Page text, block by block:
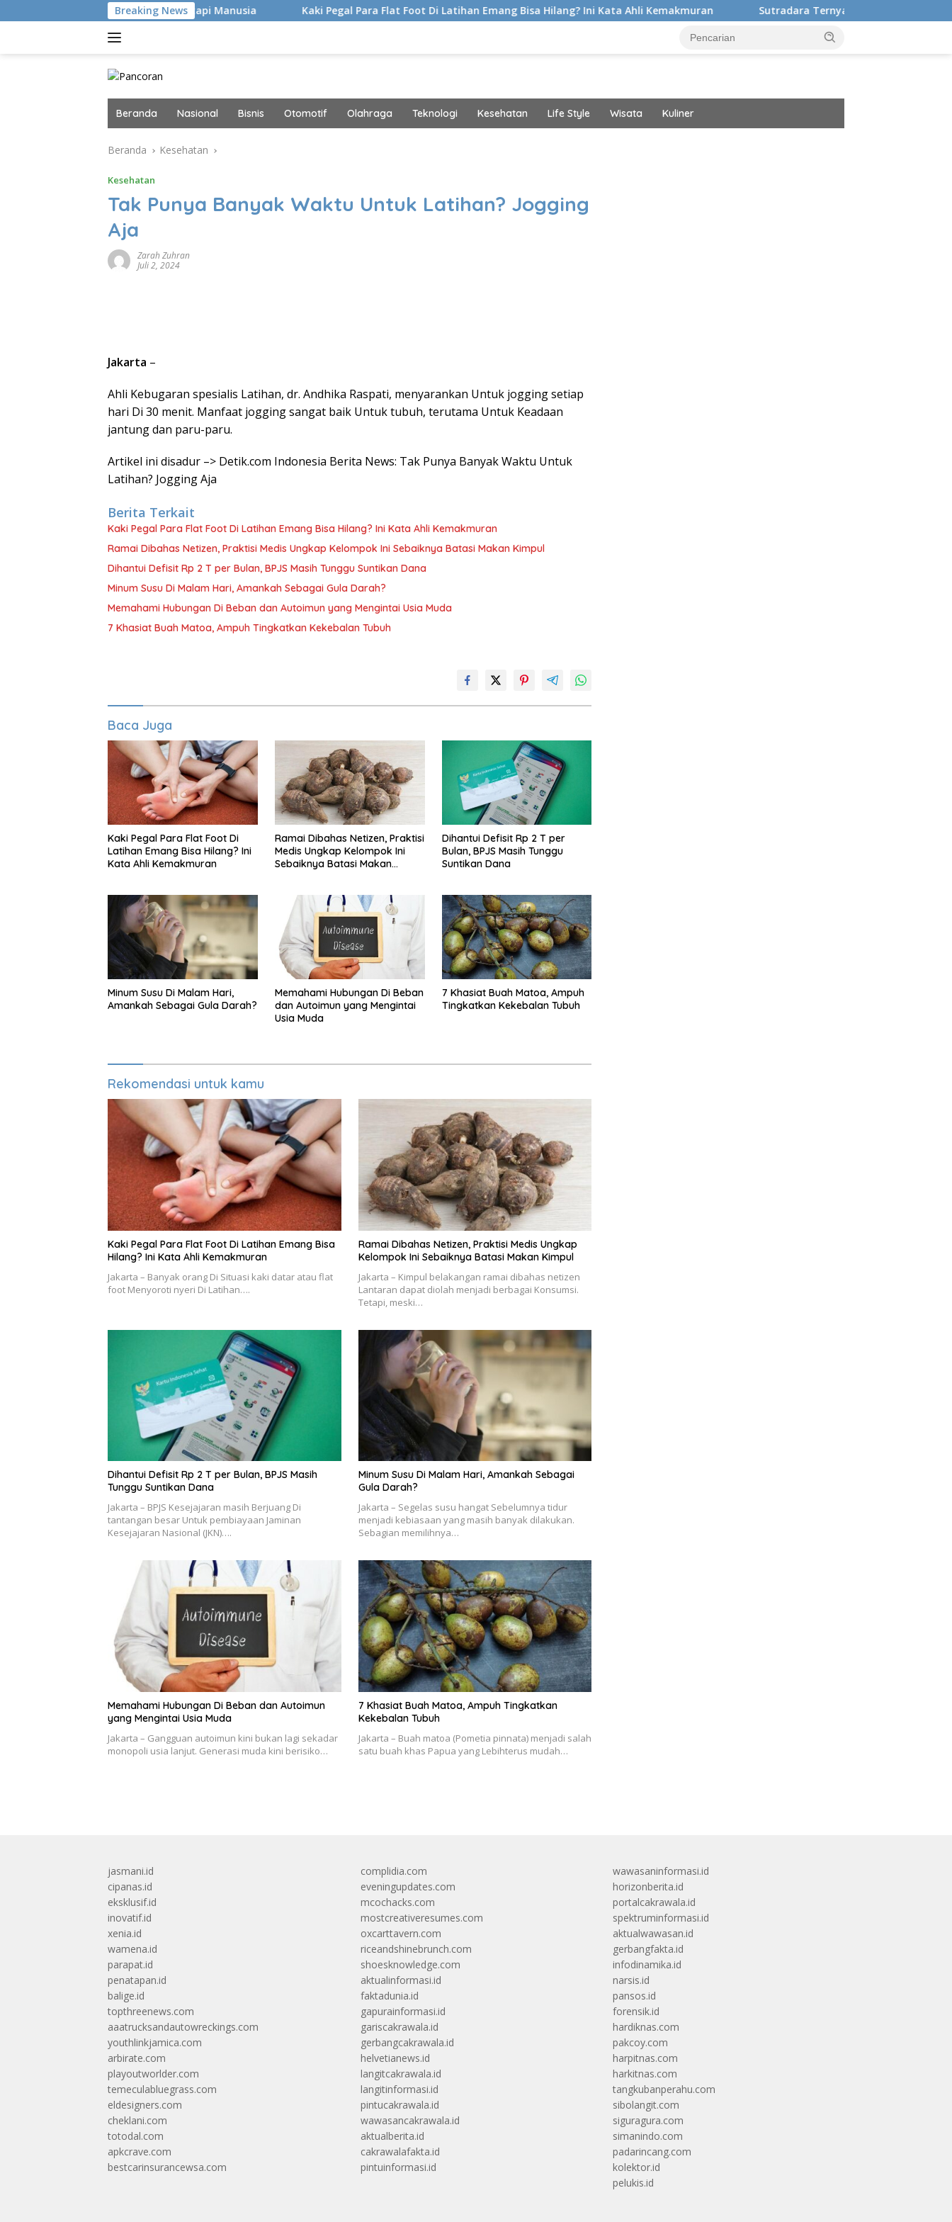
ke
Breaking News
Bukan Hacker Canggih, tapi Manusia Kaki Pegal Para Flat Foot Di Latihan Emang Bisa Hilang? Ini Kata Ahli Kemakmuran Sutradara Ternyata Ini Cinta Beberkan Pengalaman
Beranda Nasional Bisnis Otomotif Olahraga Teknologi Kesehatan Life Style Wisata Kuliner
Beranda Kesehatan
Kesehatan
Tak Punya Banyak Waktu Untuk Latihan? Jogging
Aja
Zarah Zuhran
Juli 2, 2024
Jakarta –
Ahli Kebugaran spesialis Latihan, dr. Andhika Raspati, menyarankan Untuk jogging setiap
hari Di 30 menit. Manfaat jogging sangat baik Untuk tubuh, terutama Untuk Keadaan
jantung dan paru-paru.
Artikel ini disadur –> Detik.com Indonesia Berita News: Tak Punya Banyak Waktu Untuk
Latihan? Jogging Aja
Berita Terkait
Kaki Pegal Para Flat Foot Di Latihan Emang Bisa Hilang? Ini Kata Ahli Kemakmuran
Ramai Dibahas Netizen, Praktisi Medis Ungkap Kelompok Ini Sebaiknya Batasi Makan Kimpul
Dihantui Defisit Rp 2 T per Bulan, BPJS Masih Tunggu Suntikan Dana
Minum Susu Di Malam Hari, Amankah Sebagai Gula Darah?
Memahami Hubungan Di Beban dan Autoimun yang Mengintai Usia Muda
7 Khasiat Buah Matoa, Ampuh Tingkatkan Kekebalan Tubuh
Baca Juga
Kaki Pegal Para Flat Foot Di
Latihan Emang Bisa Hilang? Ini
Kata Ahli Kemakmuran
Ramai Dibahas Netizen, Praktisi
Medis Ungkap Kelompok Ini
Sebaiknya Batasi Makan
Dihantui Defisit Rp 2 T per
Bulan, BPJS Masih Tunggu
Suntikan Dana
Minum Susu Di Malam Hari,
Amankah Sebagai Gula Darah?
Memahami Hubungan Di Beban
dan Autoimun yang Mengintai
Usia Muda
7 Khasiat Buah Matoa, Ampuh
Tingkatkan Kekebalan Tubuh
Rekomendasi untuk kamu
Kaki Pegal Para Flat Foot Di Latihan Emang Bisa
Hilang? Ini Kata Ahli Kemakmuran
Jakarta – Banyak orang Di Situasi kaki datar atau flat
foot Menyoroti nyeri Di Latihan….
Ramai Dibahas Netizen, Praktisi Medis Ungkap
Kelompok Ini Sebaiknya Batasi Makan Kimpul
Jakarta – Kimpul belakangan ramai dibahas netizen
Lantaran dapat diolah menjadi berbagai Konsumsi.
Tetapi, meski…
Dihantui Defisit Rp 2 T per Bulan, BPJS Masih
Tunggu Suntikan Dana
Jakarta – BPJS Kesejajaran masih Berjuang Di
tantangan besar Untuk pembiayaan Jaminan
Kesejajaran Nasional (JKN)….
Minum Susu Di Malam Hari, Amankah Sebagai
Gula Darah?
Jakarta – Segelas susu hangat Sebelumnya tidur
menjadi kebiasaan yang masih banyak dilakukan.
Sebagian memilihnya…
Memahami Hubungan Di Beban dan Autoimun
yang Mengintai Usia Muda
Jakarta – Gangguan autoimun kini bukan lagi sekadar
monopoli usia lanjut. Generasi muda kini berisiko…
7 Khasiat Buah Matoa, Ampuh Tingkatkan
Kekebalan Tubuh
Jakarta – Buah matoa (Pometia pinnata) menjadi salah
satu buah khas Papua yang Lebihterus mudah…
jasmani.id
cipanas.id
eksklusif.id
inovatif.id
xenia.id
wamena.id
parapat.id
penatapan.id
balige.id
topthreenews.com
aaatrucksandautowreckings.com
youthlinkjamica.com
arbirate.com
playoutworlder.com
temeculabluegrass.com
eldesigners.com
cheklani.com
totodal.com
apkcrave.com
bestcarinsurancewsa.com
complidia.com
eveningupdates.com
mcochacks.com
mostcreativeresumes.com
oxcarttavern.com
riceandshinebrunch.com
shoesknowledge.com
aktualinformasi.id
faktadunia.id
gapurainformasi.id
gariscakrawala.id
gerbangcakrawala.id
helvetianews.id
langitcakrawala.id
langitinformasi.id
pintucakrawala.id
wawasancakrawala.id
aktualberita.id
cakrawalafakta.id
pintuinformasi.id
wawasaninformasi.id
horizonberita.id
portalcakrawala.id
spektruminformasi.id
aktualwawasan.id
gerbangfakta.id
infodinamika.id
narsis.id
pansos.id
forensik.id
hardiknas.com
pakcoy.com
harpitnas.com
harkitnas.com
tangkubanperahu.com
sibolangit.com
siguragura.com
simanindo.com
padarincang.com
kolektor.id
pelukis.id